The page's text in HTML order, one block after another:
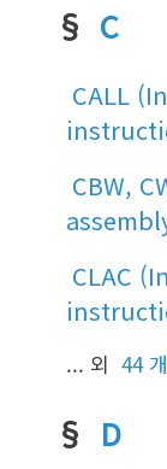
§ C
CALL
CBW,
CLAC
... 외 44
§ D